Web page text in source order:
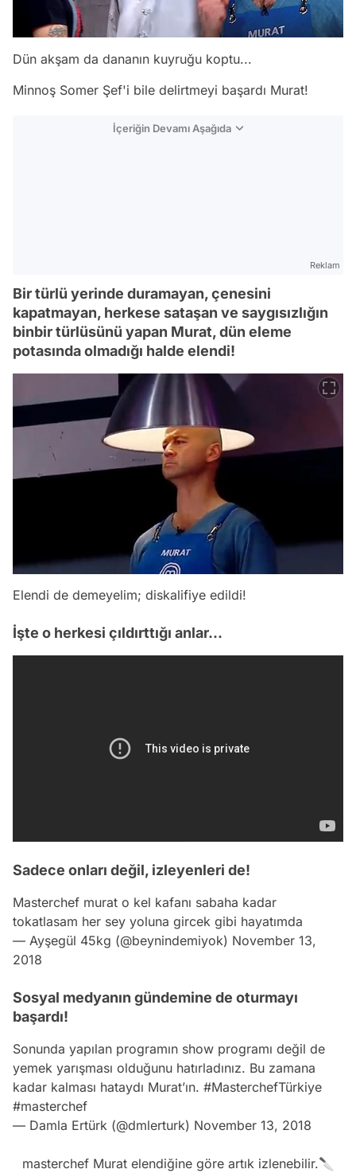
Dün akşam da dananın kuyruğu koptu...
Minnoş Somer Şef'i bile delirtmeyi başardı Murat!
İçeriğin Devamı Aşağıda
Reklam
Bir türlü yerinde duramayan, çenesini
kapatmayan, herkese sataşan ve saygısızlığın
binbir türlüsünü yapan Murat, dün eleme
potasında olmadığı halde elendi!
Elendi de demeyelim; diskalifiye edildi!
İşte o herkesi çıldırttığı anlar...
Sadece onları değil, izleyenleri de!
Masterchef murat o kel kafanı sabaha kadar
tokatlasam her sey yoluna gircek gibi hayatımda
— Ayşegül 45kg (@beynindemiyok) November 13,
2018
Sosyal medyanın gündemine de oturmayı
başardı!
Sonunda yapılan programın show programı değil de
yemek yarışması olduğunu hatırladınız. Bu zamana
kadar kalması hataydı Murat’ın. #MasterchefTürkiye
#masterchef
— Damla Ertürk (@dmlerturk) November 13, 2018
masterchef Murat elendiğine göre artık izlenebilir.🔪